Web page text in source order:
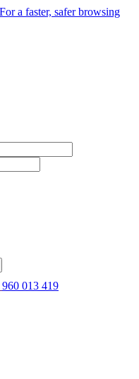
960 013 419